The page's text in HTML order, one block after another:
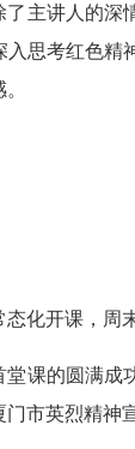
了主讲人的深
入思考红色精
态化开课，周
堂课的圆满成
门市英烈精神